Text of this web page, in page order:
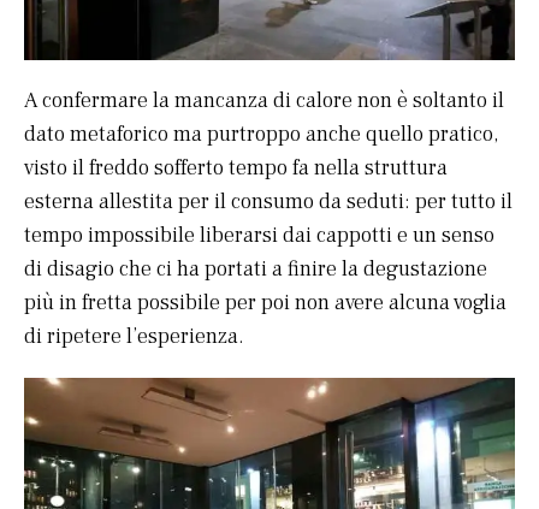
A confermare la mancanza di calore non è soltanto il
dato metaforico ma purtroppo anche quello pratico,
visto il freddo sofferto tempo fa nella struttura
esterna allestita per il consumo da seduti: per tutto il
tempo impossibile liberarsi dai cappotti e un senso
di disagio che ci ha portati a finire la degustazione
più in fretta possibile per poi non avere alcuna voglia
di ripetere l’esperienza.